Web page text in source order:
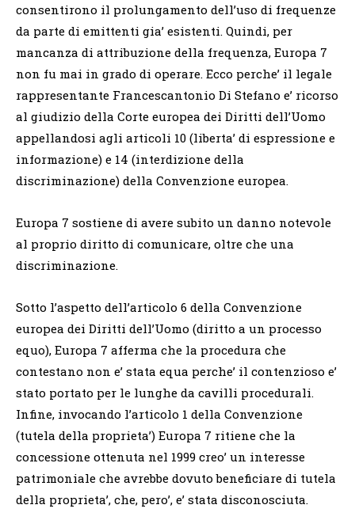
consentirono il prolungamento dell’uso di frequenze
da parte di emittenti gia’ esistenti. Quindi, per
mancanza di attribuzione della frequenza, Europa 7
non fu mai in grado di operare. Ecco perche’ il legale
rappresentante Francescantonio Di Stefano e’ ricorso
al giudizio della Corte europea dei Diritti dell’Uomo
appellandosi agli articoli 10 (liberta’ di espressione e
informazione) e 14 (interdizione della
discriminazione) della Convenzione europea.
Europa 7 sostiene di avere subito un danno notevole
al proprio diritto di comunicare, oltre che una
discriminazione.
Sotto l’aspetto dell’articolo 6 della Convenzione
europea dei Diritti dell’Uomo (diritto a un processo
equo), Europa 7 afferma che la procedura che
contestano non e’ stata equa perche’ il contenzioso e’
stato portato per le lunghe da cavilli procedurali.
Infine, invocando l’articolo 1 della Convenzione
(tutela della proprieta’) Europa 7 ritiene che la
concessione ottenuta nel 1999 creo’ un interesse
patrimoniale che avrebbe dovuto beneficiare di tutela
della proprieta’, che, pero’, e’ stata disconosciuta.